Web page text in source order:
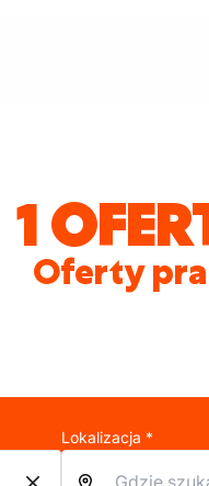
1
Oferty
Lokalizacja *